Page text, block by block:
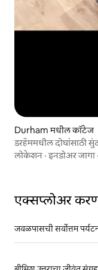
Durham मधील कॉटेज
डरहॅममधील दोघांसाठी
लोकेशन ·इनडोअर जागा
एक्सप्लोअर
जवळपासची सर्वोत्तम